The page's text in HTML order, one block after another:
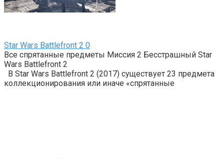
Star Wars Battlefront 2 0
Все спрятанные предметы Миссия 2 Бесстрашный Star
Wars Battlefront 2
В Star Wars Battlefront 2 (2017) существует 23 предмета
коллекционирования или иначе «спрятанные